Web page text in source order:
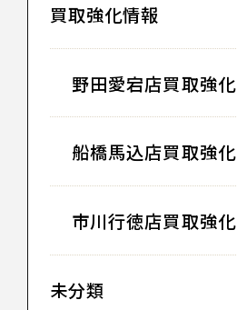
買取強化情報
野田愛宕店買取強化
船橋馬込店買取強化
市川行徳店買取強化
未分類